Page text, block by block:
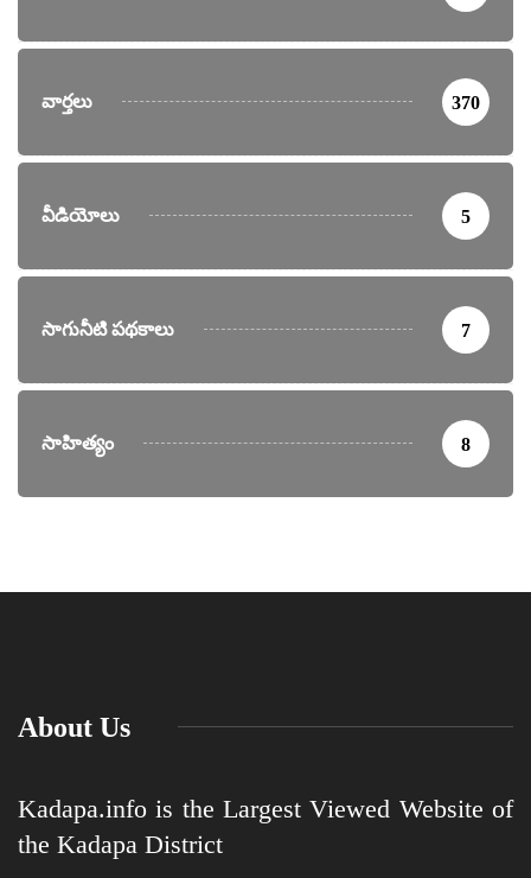
వార్తలు 370
వీడియోలు 5
సాగునీటి పథకాలు 7
సాహిత్యం 8
About Us
Kadapa.info is the Largest Viewed Website of
the Kadapa District